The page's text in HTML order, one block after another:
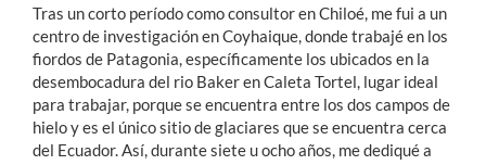
Tras un corto período como consultor en Chiloé, me fui a un
centro de investigación en Coyhaique, donde trabajé en los
fiordos de Patagonia, específicamente los ubicados en la
desembocadura del rio Baker en Caleta Tortel, lugar ideal
para trabajar, porque se encuentra entre los dos campos de
hielo y es el único sitio de glaciares que se encuentra cerca
del Ecuador. Así, durante siete u ocho años, me dediqué a